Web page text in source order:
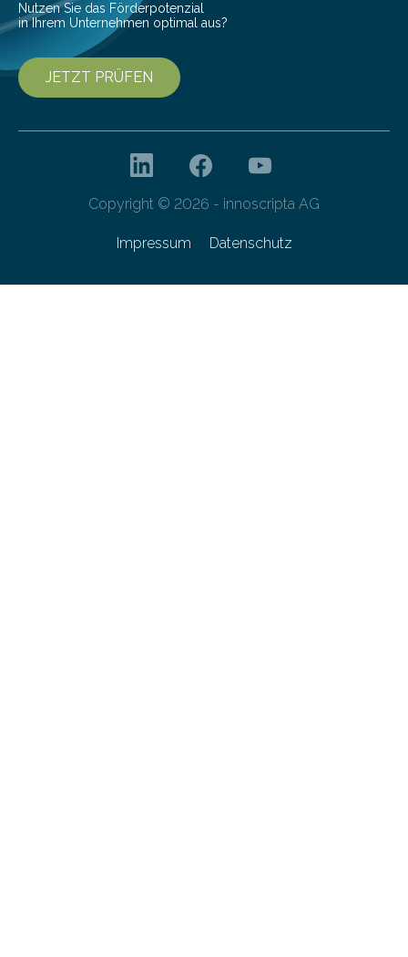
Nutzen Sie das Förderpotenzial
in Ihrem Unternehmen optimal aus?
JETZT PRÜFEN
Copyright © 2026 - innoscripta AG
Impressum Datenschutz